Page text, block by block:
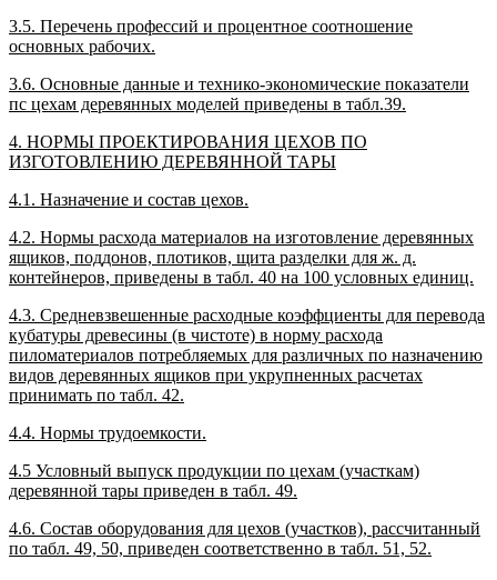
3.5. Перечень профессий и процентное соотношение
основных рабочих.
3.6. Основные данные и технико-экономические показатели
пс цехам деревянных моделей приведены в табл.39.
4. НОРМЫ ПРОЕКТИРОВАНИЯ ЦЕХОВ ПО
ИЗГОТОВЛЕНИЮ ДЕРЕВЯННОЙ ТАРЫ
4.1. Назначение и состав цехов.
4.2. Нормы расхода материалов на изготовление деревянных
ящиков, поддонов, плотиков, щита разделки для ж. д.
контейнеров, приведены в табл. 40 на 100 условных единиц.
4.3. Средневзвешенные расходные коэффциенты для перевода
кубатуры древесины (в чистоте) в норму расхода
пиломатериалов потребляемых для различных по назначению
видов деревянных ящиков при укрупненных расчетах
принимать по табл. 42.
4.4. Нормы трудоемкости.
4.5 Условный выпуск продукции по цехам (участкам)
деревянной тары приведен в табл. 49.
4.6. Состав оборудования для цехов (участков), рассчитанный
по табл. 49, 50, приведен соответственно в табл. 51, 52.